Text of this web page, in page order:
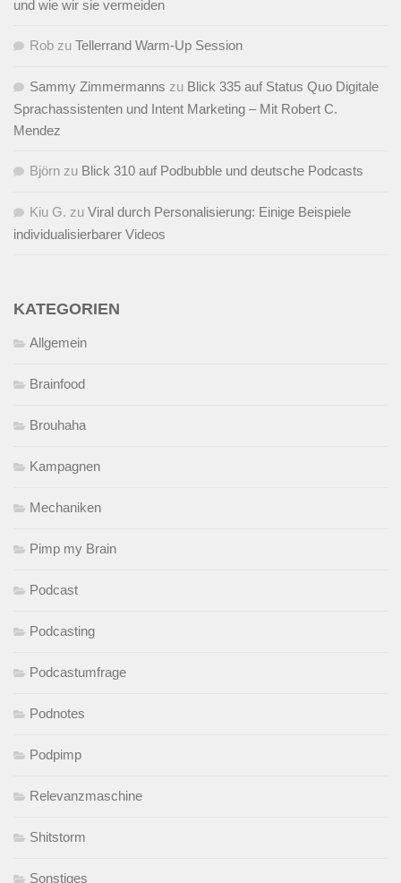
und wie wir sie vermeiden
Rob zu Tellerrand Warm-Up Session
Sammy Zimmermanns zu Blick 335 auf Status Quo Digitale
Sprachassistenten und Intent Marketing – Mit Robert C.
Mendez
Björn zu Blick 310 auf Podbubble und deutsche Podcasts
Kiu G. zu Viral durch Personalisierung: Einige Beispiele
individualisierbarer Videos
KATEGORIEN
Allgemein
Brainfood
Brouhaha
Kampagnen
Mechaniken
Pimp my Brain
Podcast
Podcasting
Podcastumfrage
Podnotes
Podpimp
Relevanzmaschine
Shitstorm
Sonstiges